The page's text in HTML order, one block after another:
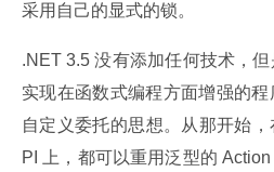
采用自己的显式的锁。
.NET 3.5 没有添加任何技术，
实现在函数式编程方面增强的
自定义委托的思想。从那开始
PI 上，都可以重用泛型的